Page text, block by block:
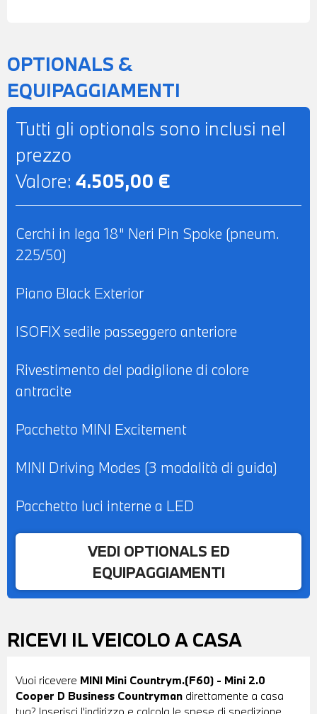
ANTRACITE - SEDILI IN STOFFA
ANTRACITE - SEDILI ANTERIORI
RISCALDABILI - ISOFIX SYSTEM -
COMANDI MULTIFUNZIONE -
CLIMATIZZATORE AUTOMATICO BIZONA -
VERNICE PASTELLO CHILI RED -
POSSIBILITA' DI PROVA - POSSIBILITA' DI
PERMUTA - POSSIBILITA' DI
FINANZIAMENTO ANCHE PER L'INTERO
IMPORTO
OPTIONALS &
EQUIPAGGIAMENTI
Tutti gli optionals sono inclusi nel
prezzo
Valore: 4.505,00 €
Cerchi in lega 18" Neri Pin Spoke (pneum.
225/50)
Piano Black Exterior
ISOFIX sedile passeggero anteriore
Rivestimento del padiglione di colore
antracite
Pacchetto MINI Excitement
MINI Driving Modes (3 modalità di guida)
Pacchetto luci interne a LED
VEDI OPTIONALS ED
EQUIPAGGIAMENTI
RICEVI IL VEICOLO A CASA
Vuoi ricevere MINI Mini Countrym.(F60) - Mini 2.0
Cooper D Business Countryman direttamente a casa
tua? Inserisci l'indirizzo e calcola le spese di spedizione